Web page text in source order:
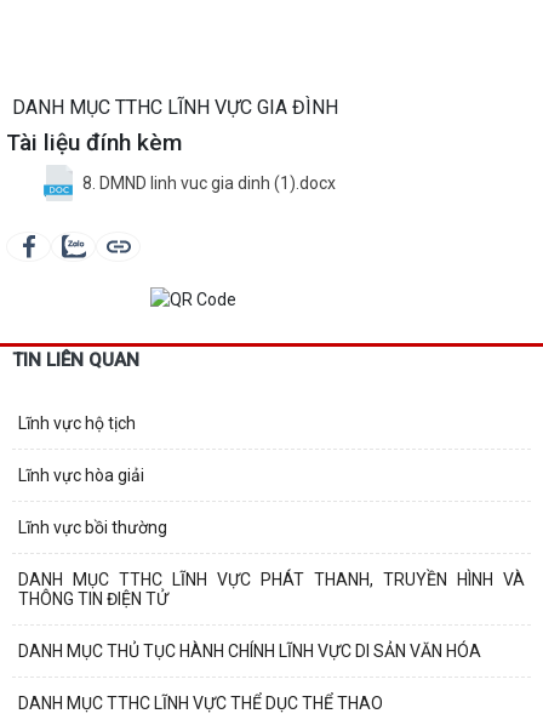
DANH MỤC TTHC LĨNH VỰC GIA ĐÌNH
Tài liệu đính kèm
8. DMND linh vuc gia dinh (1).docx
TIN LIÊN QUAN
Lĩnh vực hộ tịch
Lĩnh vực hòa giải
Lĩnh vực bồi thường
DANH MỤC TTHC LĨNH VỰC PHÁT THANH, TRUYỀN HÌNH VÀ
THÔNG TIN ĐIỆN TỬ
DANH MỤC THỦ TỤC HÀNH CHÍNH LĨNH VỰC DI SẢN VĂN HÓA
DANH MỤC TTHC LĨNH VỰC THỂ DỤC THỂ THAO